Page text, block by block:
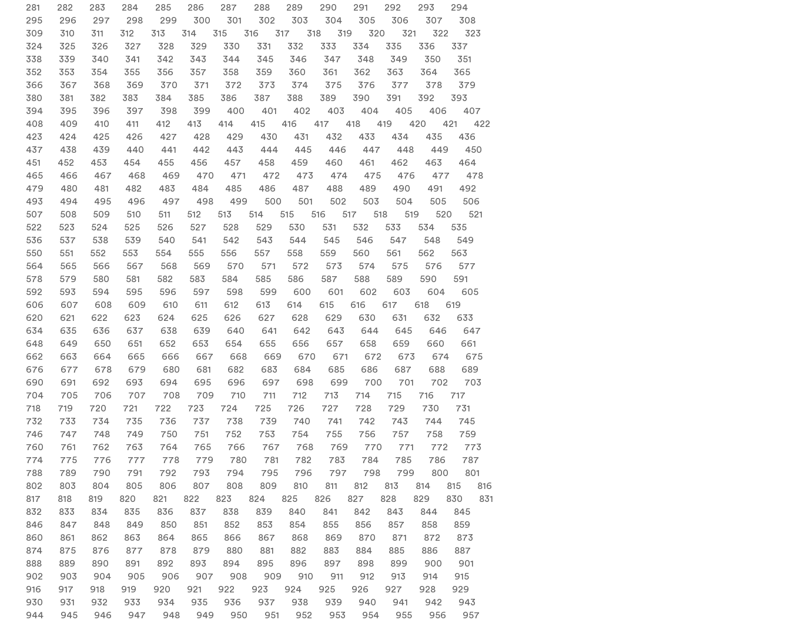
281
282 283 284 285 286 287 288 289 290 291 292 293
294
295
296 297 298 299 300 301 302 303 304 305 306 307
308
309
310 311 312 313 314 315 316 317 318 319 320 321 322
323
324
325 326 327 328 329 330 331 332 333 334 335 336
337
338
339 340 341 342 343 344 345 346 347 348 349 350
351
352
353 354 355 356 357 358 359 360 361 362 363 364
365
366
367 368 369 370 371 372 373 374 375 376 377 378
379
380
381 382 383 384 385 386 387 388 389 390 391 392
393
394
395 396 397 398 399 400 401 402 403 404 405 406
407
408
409 410 411 412 413 414 415 416 417 418 419 420 421
422
423
424 425 426 427 428 429 430 431 432 433 434 435
436
437
438 439 440 441 442 443 444 445 446 447 448 449
450
451
452 453 454 455 456 457 458 459 460 461 462 463
464
465
466 467 468 469 470 471 472 473 474 475 476 477
478
479
480 481 482 483 484 485 486 487 488 489 490 491
492
493
494 495 496 497 498 499 500 501 502 503 504 505
506
507
508 509 510 511 512 513 514 515 516 517 518 519 520
521
522
523 524 525 526 527 528 529 530 531 532 533 534
535
536
537 538 539 540 541 542 543 544 545 546 547 548
549
550
551 552 553 554 555 556 557 558 559 560 561 562
563
564
565 566 567 568 569 570 571 572 573 574 575 576
577
578
579 580 581 582 583 584 585 586 587 588 589 590
591
592
593 594 595 596 597 598 599 600 601 602 603 604
605
606
607 608 609 610 611 612 613 614 615 616 617 618
619
620
621 622 623 624 625 626 627 628 629 630 631 632
633
634
635 636 637 638 639 640 641 642 643 644 645 646
647
648
649 650 651 652 653 654 655 656 657 658 659 660
661
662
663 664 665 666 667 668 669 670 671 672 673 674
675
676
677 678 679 680 681 682 683 684 685 686 687 688
689
690
691 692 693 694 695 696 697 698 699 700 701 702
703
704
705 706 707 708 709 710 711 712 713 714 715 716
717
718
719 720 721 722 723 724 725 726 727 728 729 730
731
732
733 734 735 736 737 738 739 740 741 742 743 744
745
746
747 748 749 750 751 752 753 754 755 756 757 758
759
760
761 762 763 764 765 766 767 768 769 770 771 772
773
774
775 776 777 778 779 780 781 782 783 784 785 786
787
788
789 790 791 792 793 794 795 796 797 798 799 800
801
802
803 804 805 806 807 808 809 810 811 812 813 814 815
816
817
818 819 820 821 822 823 824 825 826 827 828 829 830
831
832
833 834 835 836 837 838 839 840 841 842 843 844
845
846
847 848 849 850 851 852 853 854 855 856 857 858
859
860
861 862 863 864 865 866 867 868 869 870 871 872
873
874
875 876 877 878 879 880 881 882 883 884 885 886
887
888
889 890 891 892 893 894 895 896 897 898 899 900
901
902
903 904 905 906 907 908 909 910 911 912 913 914
915
916
917 918 919 920 921 922 923 924 925 926 927 928
929
930
931 932 933 934 935 936 937 938 939 940 941 942
943
944
945 946 947 948 949 950 951 952 953 954 955 956
957